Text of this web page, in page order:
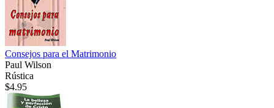
Consejos para el Matrimonio
Paul Wilson
Rústica
$4.95